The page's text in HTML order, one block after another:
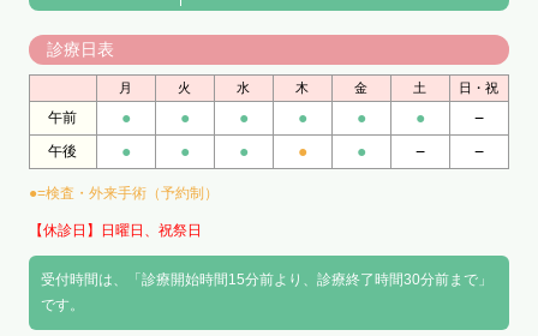
診療日表
月 火 水 木 金 土 日・祝
午前 ● ● ● ● ● ● −
午後 ● ● ● ● ● − −
●=検査・外来手術（予約制）
【休診日】日曜日、祝祭日
受付時間は、「診療開始時間15分前より、診療終了時間30分前まで」
です。